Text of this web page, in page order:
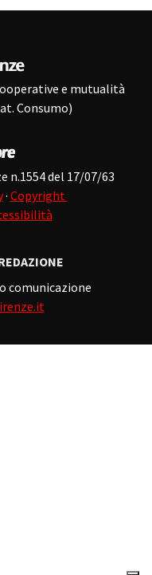
e mutualità
Consumo)
n.1554 del 17/07/63
· Copyright
comunicazione